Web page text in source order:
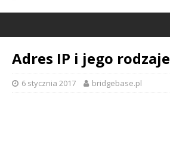
Adres IP i jego rodzaje
6 stycznia 2017 bridgebase.pl